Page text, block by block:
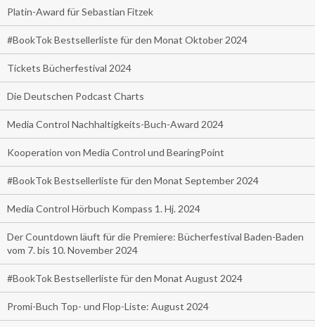
Platin-Award für Sebastian Fitzek
#BookTok Bestsellerliste für den Monat Oktober 2024
Tickets Bücherfestival 2024
Die Deutschen Podcast Charts
Media Control Nachhaltigkeits-Buch-Award 2024
Kooperation von Media Control und BearingPoint
#BookTok Bestsellerliste für den Monat September 2024
Media Control Hörbuch Kompass 1. Hj. 2024
Der Countdown läuft für die Premiere: Bücherfestival Baden-Baden
vom 7. bis 10. November 2024
#BookTok Bestsellerliste für den Monat August 2024
Promi-Buch Top- und Flop-Liste: August 2024